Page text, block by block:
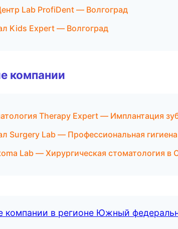
Lab ProfiDent — Волгоград
Kids Expert — Волгоград
компании
Therapy Expert — Имплантация
Surgery Lab — Профессиональная
Lab — Хирургическая стоматология в
компании в регионе Южный